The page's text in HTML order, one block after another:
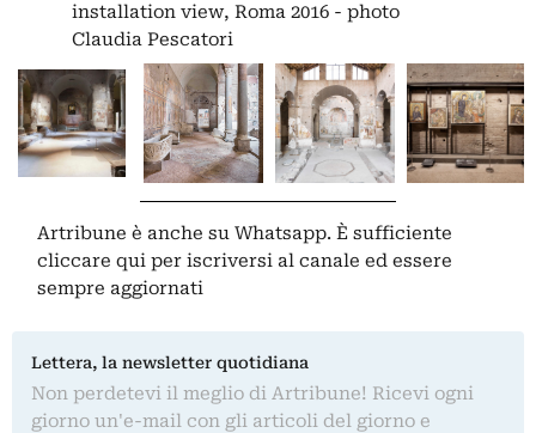
installation view, Roma 2016 - photo
Claudia Pescatori
Artribune è anche su Whatsapp. È sufficiente
cliccare qui per iscriversi al canale ed essere
sempre aggiornati
Lettera, la newsletter quotidiana
Non perdetevi il meglio di Artribune! Ricevi ogni
giorno un'e-mail con gli articoli del giorno e